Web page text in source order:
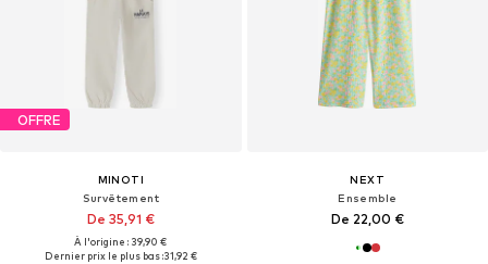
OFFRE
MINOTI
Survêtement
De 35,91 €
À l'origine : 39,90 €
Dernier prix le plus bas :31,92 €
NEXT
Ensemble
De 22,00 €